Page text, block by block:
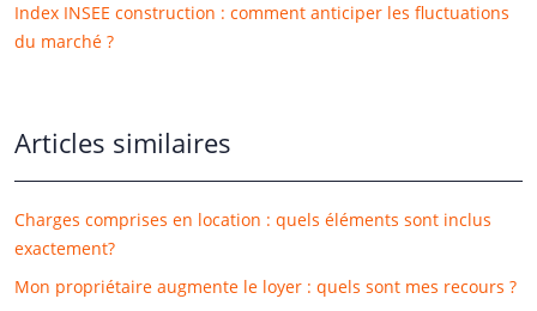
Index INSEE construction : comment anticiper les fluctuations
du marché ?
Articles similaires
Charges comprises en location : quels éléments sont inclus
exactement?
Mon propriétaire augmente le loyer : quels sont mes recours ?